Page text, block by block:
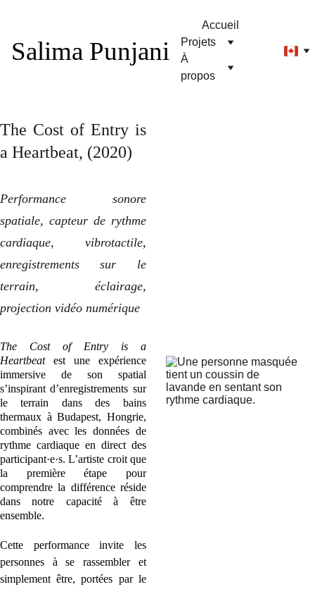
Salima Punjani
Accueil
Projets
À
propos
The Cost of Entry is
a Heartbeat, (2020)
Performance sonore
spatiale, capteur de rythme
cardiaque, vibrotactile,
enregistrements sur le
terrain, éclairage,
projection vidéo numérique
The Cost of Entry is a
Heartbeatest une expérience
immersive de son spatial
s’inspirant d’enregistrements sur
le terrain dans des bains
thermaux à Budapest, Hongrie,
combinés avec les données de
rythme cardiaque en direct des
participant·e·s. L’artiste croit que
la première étape pour
comprendre la différence réside
dans notre capacité à être
ensemble.
Cette performance invite les
personnes à se rassembler et
simplement être, portées par le